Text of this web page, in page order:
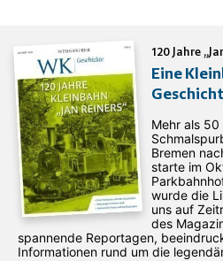
120 Jahre
Eine
Mehr als
Bremen
starte im
wurde die
uns auf
des
spannende Reportagen,
Informationen rund um die